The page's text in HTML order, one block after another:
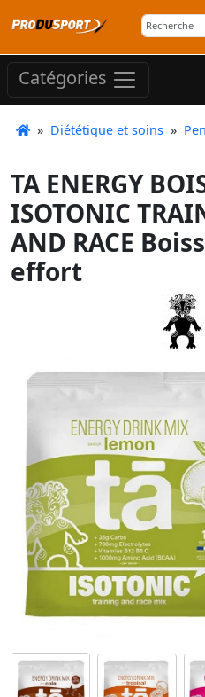
Catégories
» Diététique et soins »
TA ENERGY
ISOTONIC
AND RACE
effort